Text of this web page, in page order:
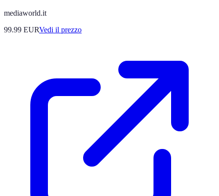
mediaworld.it
99.99 EURVedi il prezzo